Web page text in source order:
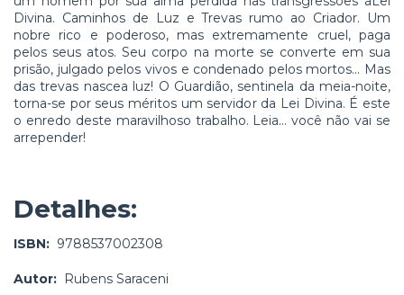
Divina. Caminhos de Luz e Trevas rumo ao Criador. Um
nobre rico e poderoso, mas extremamente cruel, paga
pelos seus atos. Seu corpo na morte se converte em sua
prisão, julgado pelos vivos e condenado pelos mortos... Mas
das trevas nascea luz! O Guardião, sentinela da meia-noite,
torna-se por seus méritos um servidor da Lei Divina. É este
o enredo deste maravilhoso trabalho. Leia... você não vai se
arrepender!
Detalhes:
ISBN: 9788537002308
Autor: Rubens Saraceni